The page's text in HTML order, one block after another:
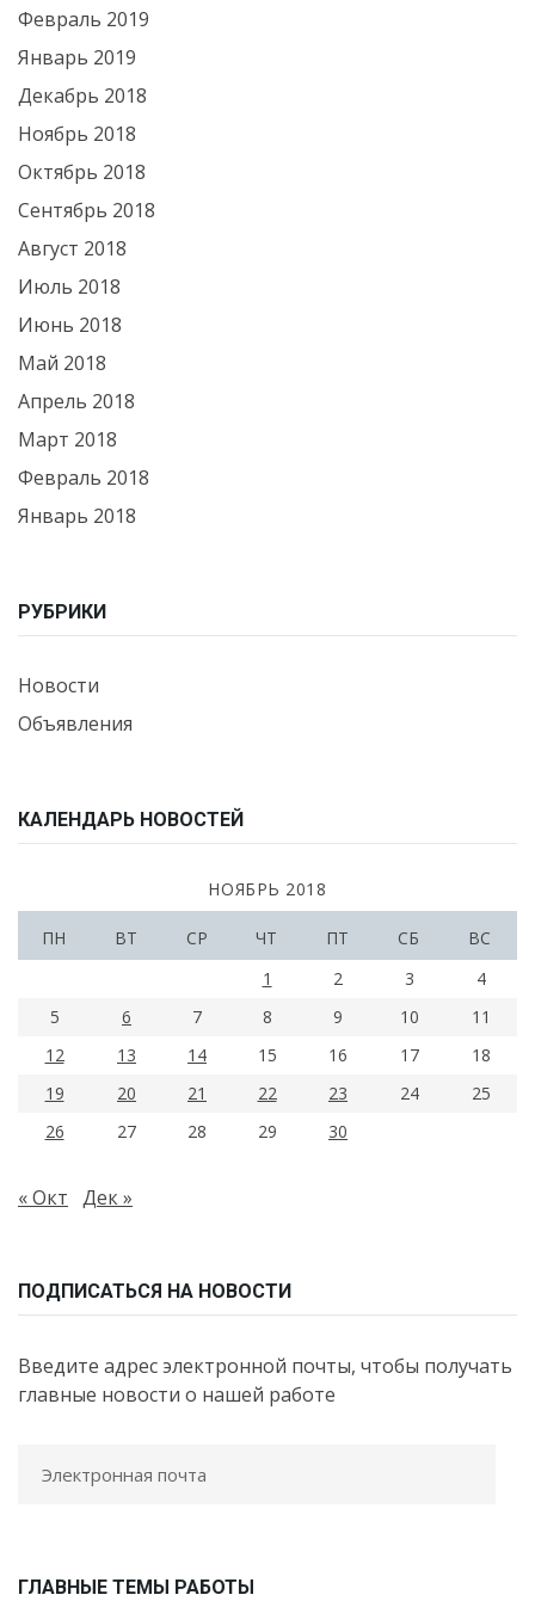
Февраль 2019
Январь 2019
Декабрь 2018
Ноябрь 2018
Октябрь 2018
Сентябрь 2018
Август 2018
Июль 2018
Июнь 2018
Май 2018
Апрель 2018
Март 2018
Февраль 2018
Январь 2018
РУБРИКИ
Новости
Объявления
КАЛЕНДАРЬ НОВОСТЕЙ
НОЯБРЬ 2018
ПН ВТ СР ЧТ ПТ СБ
ВС
1
2 3
4
5
6 7 8 9 10
11
12
13 14 15 16 17
18
19
20 21 22 23 24
25
26
27 28 29 30
« Окт Дек »
ПОДПИСАТЬСЯ НА НОВОСТИ
Введите адрес электронной почты, чтобы получать
главные новости о нашей работе
ГЛАВНЫЕ ТЕМЫ РАБОТЫ